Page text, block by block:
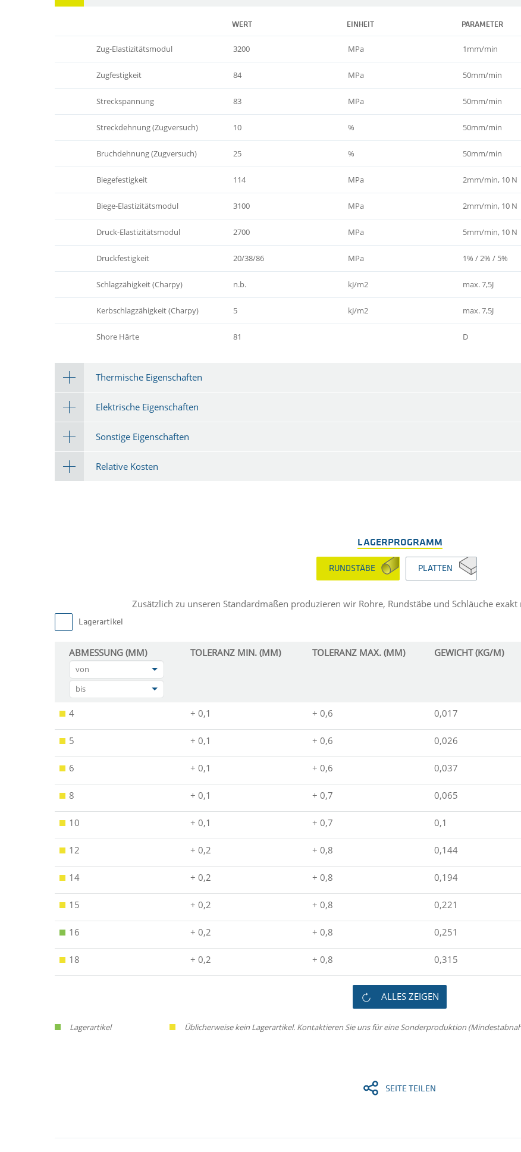
WERT EINHEIT PARAMETER
Zug-Elastizitätsmodul 3200 MPa 1mm/min
Zugfestigkeit 84 MPa 50mm/min
Streckspannung 83 MPa 50mm/min
Streckdehnung (Zugversuch) 10 % 50mm/min
Bruchdehnung (Zugversuch) 25 % 50mm/min
Biegefestigkeit 114 MPa 2mm/min, 10 N
Biege-Elastizitätsmodul 3100 MPa 2mm/min, 10 N
Druck-Elastizitätsmodul 2700 MPa 5mm/min, 10 N
Druckfestigkeit 20/38/86 MPa 1% / 2% / 5%
Schlagzähigkeit (Charpy) n.b. kJ/m2 max. 7,5J
Kerbschlagzähigkeit (Charpy) 5 kJ/m2 max. 7,5J
Shore Härte 81 D
Thermische Eigenschaften
Elektrische Eigenschaften
Sonstige Eigenschaften
Relative Kosten
LAGERPROGRAMM
RUNDSTÄBE PLATTEN
Zusätzlich zu unseren Standardmaßen produzieren wir Rohre, Rundstäbe und Schläuche exakt
Lagerartikel
ABMESSUNG (MM)
von
bis
TOLERANZ MIN. (MM) TOLERANZ MAX. (MM) GEWICHT (KG/M)
4 + 0,1 + 0,6 0,017
5 + 0,1 + 0,6 0,026
6 + 0,1 + 0,6 0,037
8 + 0,1 + 0,7 0,065
10 + 0,1 + 0,7 0,1
12 + 0,2 + 0,8 0,144
14 + 0,2 + 0,8 0,194
15 + 0,2 + 0,8 0,221
16 + 0,2 + 0,8 0,251
18 + 0,2 + 0,8 0,315
ALLES ZEIGEN
Lagerartikel Üblicherweise kein Lagerartikel. Kontaktieren Sie uns für eine Sonderproduktion
SEITE TEILEN